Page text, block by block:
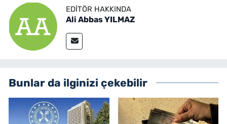
EDITÖR HAKKINDA
Ali Abbas YILMAZ
Bunlar da ilginizi çekebilir